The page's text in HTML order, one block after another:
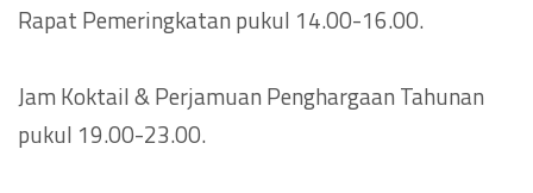
Rapat Pemeringkatan pukul 14.00-16.00.
Jam Koktail & Perjamuan Penghargaan Tahunan
pukul 19.00-23.00.